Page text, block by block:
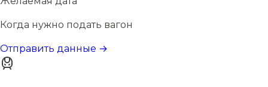
Когда нужно подать вагон
Отправить данные →